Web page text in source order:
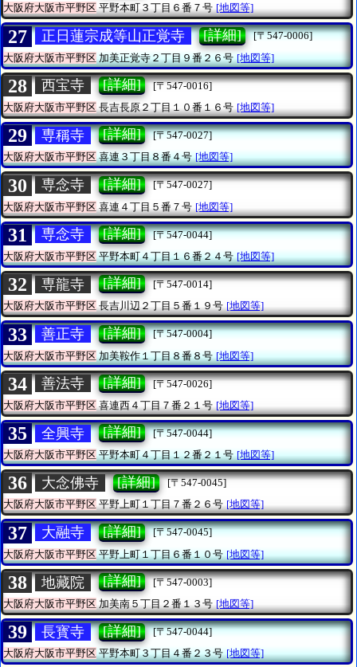
大阪府大阪市平野区平野本町３丁目６番７号 [地図等]
27 正日蓮宗成等山正覚寺 [詳細]
[〒547-0006]
大阪府大阪市平野区加美正覚寺２丁目９番２６号 [地図等]
28 西宝寺 [詳細]
[〒547-0016]
大阪府大阪市平野区 長吉長原２丁目１０番１６号 [地図等]
29 専稱寺 [詳細]
[〒547-0027]
大阪府大阪市平野区喜連３丁目８番４号 [地図等]
30 専念寺 [詳細]
[〒547-0027]
大阪府大阪市平野区 喜連４丁目５番７号 [地図等]
31 専念寺 [詳細]
[〒547-0044]
大阪府大阪市平野区平野本町４丁目１６番２４号 [地図等]
32 専龍寺 [詳細]
[〒547-0014]
大阪府大阪市平野区長吉川辺２丁目５番１９号 [地図等]
33 善正寺 [詳細]
[〒547-0004]
大阪府大阪市平野区加美鞍作１丁目８番８号 [地図等]
34 善法寺 [詳細]
[〒547-0026]
大阪府大阪市平野区 喜連西４丁目７番２１号 [地図等]
35 全興寺 [詳細]
[〒547-0044]
大阪府大阪市平野区平野本町４丁目１２番２１号 [地図等]
36 大念佛寺 [詳細]
[〒547-0045]
大阪府大阪市平野区平野上町１丁目７番２６号 [地図等]
37 大融寺 [詳細]
[〒547-0045]
大阪府大阪市平野区平野上町１丁目６番１０号 [地図等]
38 地藏院 [詳細]
[〒547-0003]
大阪府大阪市平野区加美南５丁目２番１３号 [地図等]
39 長寳寺 [詳細]
[〒547-0044]
大阪府大阪市平野区平野本町３丁目４番２３号 [地図等]